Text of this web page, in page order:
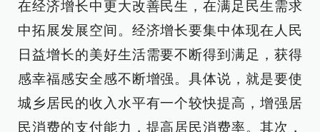
在经济增长中更大改善民生，在满足民生需求
中拓展发展空间。经济增长要集中体现在人民
日益增长的美好生活需要不断得到满足，获得
感幸福感安全感不断增强。具体说，就是要使
城乡居民的收入水平有一个较快提高，增强居
民消费的支付能力，提高居民消费率。其次，